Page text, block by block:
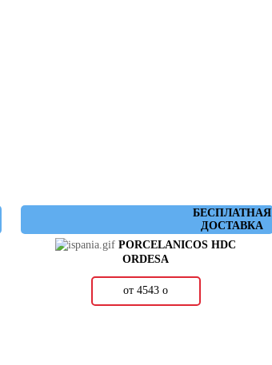
БЕСПЛАТНАЯ
ДОСТАВКА
PORCELANICOS HDC
ORDESA
от 4543о